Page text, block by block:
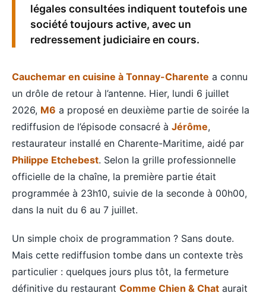
légales consultées indiquent toutefois une
société toujours active, avec un
redressement judiciaire en cours.
Cauchemar en cuisine à Tonnay-Charente a connu
un drôle de retour à l’antenne. Hier, lundi 6 juillet
2026, M6 a proposé en deuxième partie de soirée la
rediffusion de l’épisode consacré à Jérôme,
restaurateur installé en Charente-Maritime, aidé par
Philippe Etchebest. Selon la grille professionnelle
officielle de la chaîne, la première partie était
programmée à 23h10, suivie de la seconde à 00h00,
dans la nuit du 6 au 7 juillet.
Un simple choix de programmation ? Sans doute.
Mais cette rediffusion tombe dans un contexte très
particulier : quelques jours plus tôt, la fermeture
définitive du restaurant Comme Chien & Chat aurait